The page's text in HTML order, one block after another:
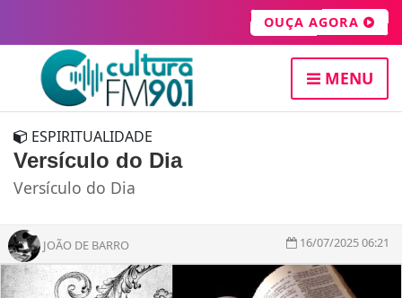
OUÇA AGORA
MENU
ESPIRITUALIDADE
Versículo do Dia
Versículo do Dia
JOÃO DE BARRO 16/07/2025 06:21